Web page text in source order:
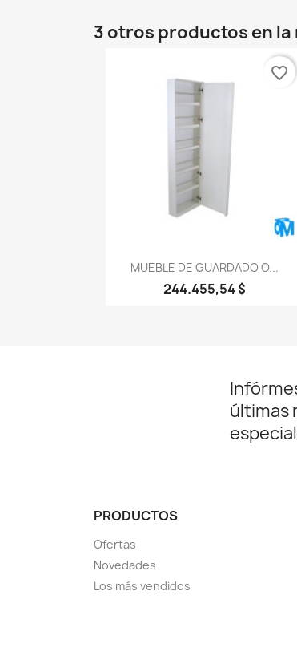
3 otros productos en
 Vista rápida
MUEBLE DE GUARDADO O...
244.455,54 $
favorite_border
últimas
PRODUCTOS
Ofertas
Novedades
Los más vendidos